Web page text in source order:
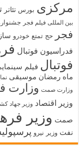
مرکزی بورس تئاتر
بین المللی فیلم فجر
فجر
حج تمتع خودرو
فدراسیون فوتبال
فوتبال فیلم
ماه رمضان موسیقی
وزارت صمت وزارت
وزیر اقتصاد وزیر جهاد
صمت وزیر
نفت وزیر نیرو